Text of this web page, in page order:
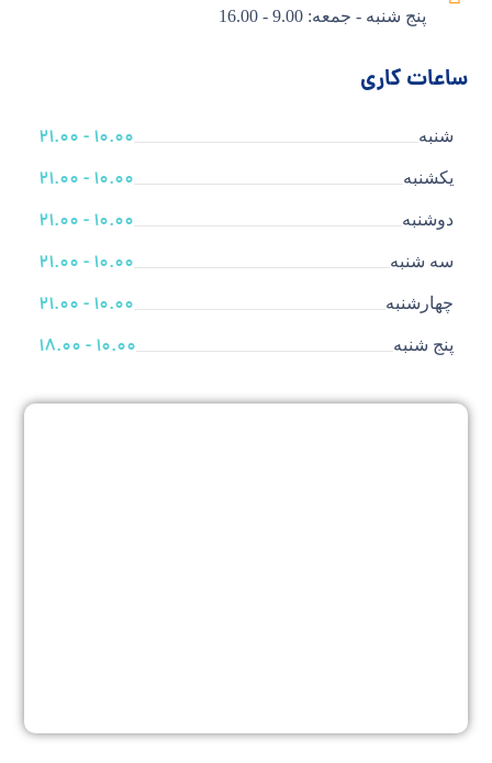
پنج شنبه - جمعه: 9.00 - 16.00
ساعات کاری
شنبه 10.00 - 21.00
یکشنبه 10.00 - 21.00
دوشنبه 10.00 - 21.00
سه شنبه 10.00 - 21.00
چهارشنبه 10.00 - 21.00
پنج شنبه 10.00 - 18.00